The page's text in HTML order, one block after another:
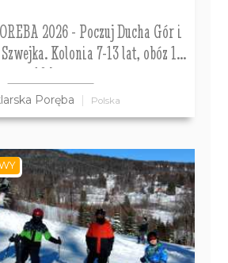
2026 - Poczuj Ducha Gór i
Kolonia 7-13 lat, obóz 14-
18 lat.
Poręba Polska